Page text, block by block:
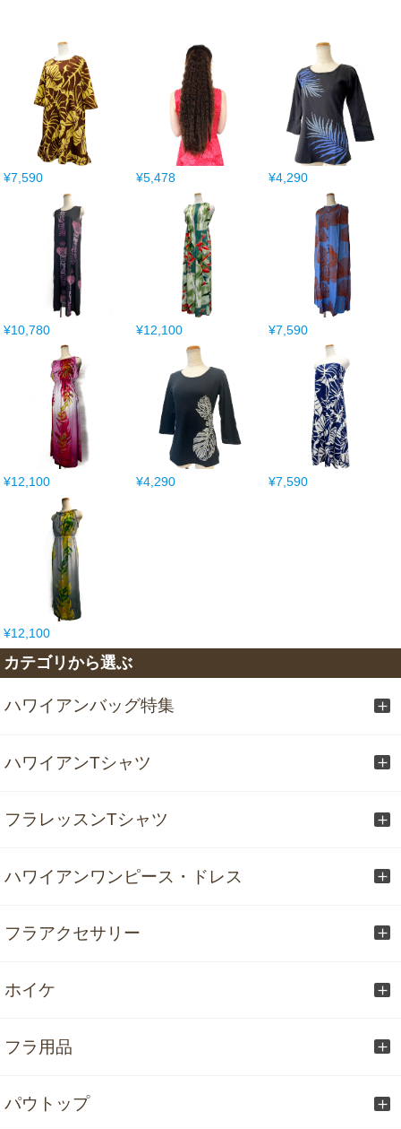
¥7,590 ¥5,478 ¥4,290
¥10,780 ¥12,100 ¥7,590
¥12,100 ¥4,290 ¥7,590
¥12,100
カテゴリから選ぶ
ハワイアンバッグ特集
ハワイアンTシャツ
フラレッスンTシャツ
ハワイアンワンピース・ドレス
フラアクセサリー
ホイケ
フラ用品
パウトップ